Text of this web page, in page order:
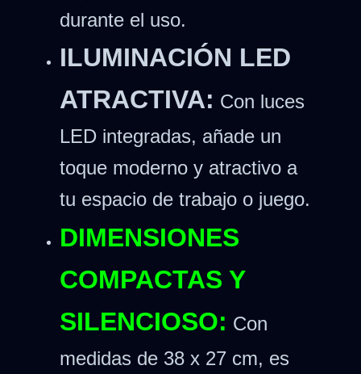
durante el uso.
ILUMINACIÓN LED
ATRACTIVA: Con luces
LED integradas, añade un
toque moderno y atractivo a
tu espacio de trabajo o juego.
DIMENSIONES
COMPACTAS Y
SILENCIOSO: Con
medidas de 38 x 27 cm, es